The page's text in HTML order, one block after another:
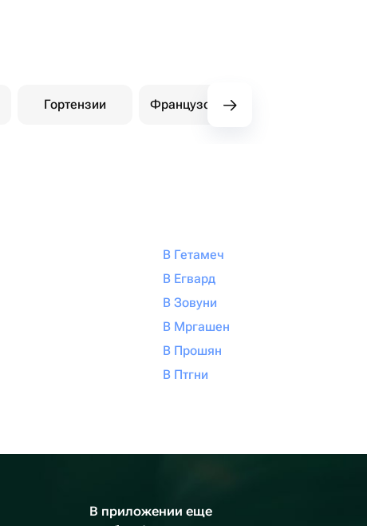
Гортензии Французские розы
В Гетамеч
В Егвард
В Зовуни
В Мргашен
В Прошян
В Птгни
В приложении еще